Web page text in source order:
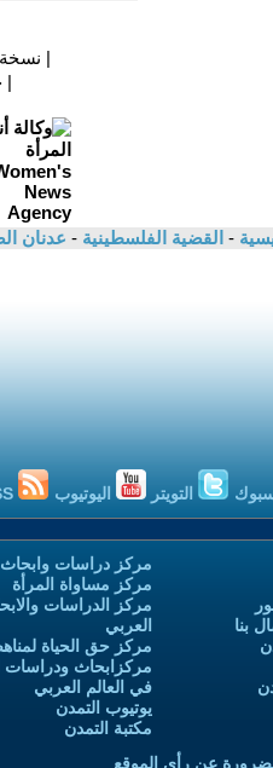
|
|
- القضية الفلسطينية - عدنان
التويتر اليوتيوب
بنا
مركز دراسات وابحاث
مركز مساواة المرأة
مركز الدراسات
العربي
مركز حق الحياة
مركزابحاث ودراسات
في العالم العربي
يوتيوب التمدن
مكتبة التمدن
عن رأي الموقع